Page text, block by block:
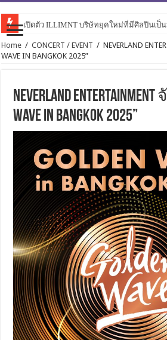
เปิดตัว ILLIMNT บริษัทยุคใหม่ที่มีศิลปินเป็
Home / CONCERT / EVENT / NEVERLAND
WAVE IN BANGKOK 2025”
NEVERLAND
WAVE IN BANGKOK 2025”